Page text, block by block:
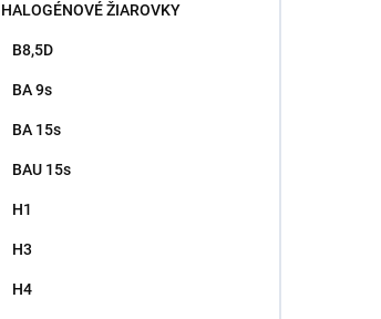
HALOGÉNOVÉ ŽIAROVKY
B8,5D
BA 9s
BA 15s
BAU 15s
H1
H3
H4